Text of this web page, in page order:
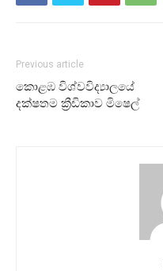
Previous article
කොළඹ විශ්වවිද්‍යාලයේ
දක්ෂතම ක්‍රීඩිකාව මිෂෙල්